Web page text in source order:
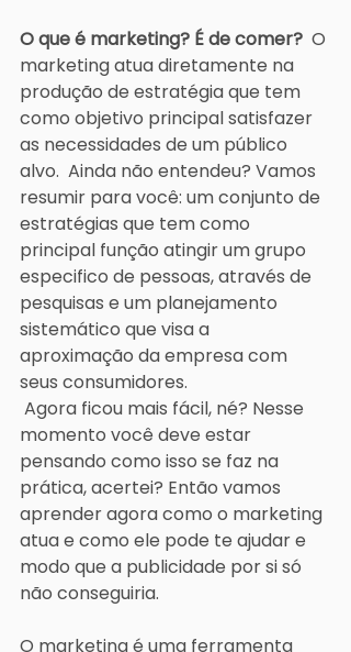
O que é marketing? É de comer?
  O
marketing atua diretamente na
produção de estratégia que tem
como objetivo principal satisfazer
as necessidades de um público
alvo.  Ainda não entendeu? Vamos
resumir para você: um conjunto de
estratégias que tem como
principal função atingir um grupo
especifico de pessoas, através de
pesquisas e um planejamento
sistemático que visa a
aproximação da empresa com
seus consumidores.
momento você deve estar
pensando como isso se faz na
prática, acertei? Então vamos
aprender agora como o marketing
atua e como ele pode te ajudar e
modo que a publicidade por si só
não conseguiria.
O marketing é uma ferramenta